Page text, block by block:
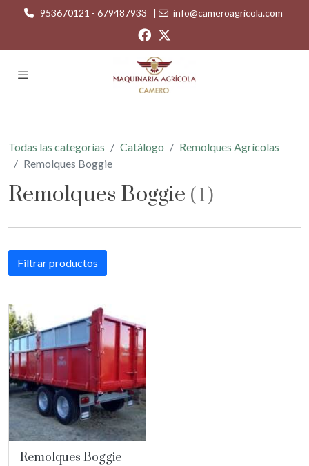
953670121 - 679487933 | info@cameroagricola.com
Todas las categorías Catálogo
Remolques Agrícolas
Remolques Boggie
Remolques Boggie ( 1 )
Filtrar productos
Remolques Boggie